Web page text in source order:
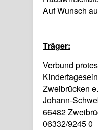
Auf Wunsch
Träger:
Verbund
Zweibrücken
Johann-
66482
06332/9245 0